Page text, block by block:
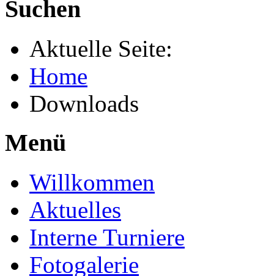
Suchen
Aktuelle Seite:
Home
Downloads
Menü
Willkommen
Aktuelles
Interne Turniere
Fotogalerie